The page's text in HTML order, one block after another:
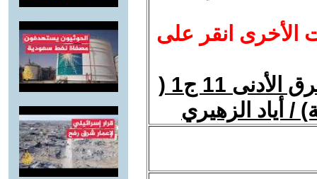
الأخرى انقر على
الاله في الأديان القديمة في الشرق الأدنى 11 ج1 (
/ أياد الزهيري